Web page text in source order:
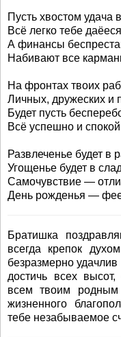
Пусть хвостом удача
Всё легко тебе
А финансы
Набивают все
На фронтах твоих
Личных, дружеских и
Будет пусть
Всё успешно и
Развлеченье будет в
Угощенье будет в
Самочувствие —
День рожденья —
Братишка
всегда крепок
безразмерно
достичь всех
всем твоим родным
жизненного
тебе незабываемое